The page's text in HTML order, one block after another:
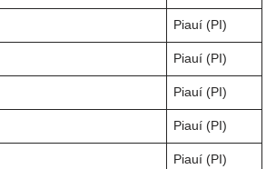
Piauí (PI)
Piauí (PI)
Piauí (PI)
Piauí (PI)
Piauí (PI)